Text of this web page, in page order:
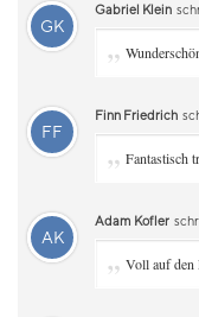
GK
Gabriel Klein
„
FF
Finn Friedrich
„ Fantastisch
AK
Adam Kofler
„ Voll auf den